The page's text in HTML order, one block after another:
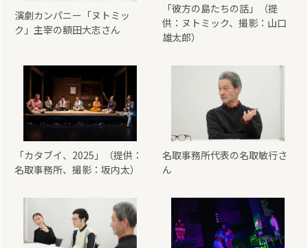
演劇カンパニー「ヌトミッ
ク」主宰の額田大志さん
「彼方の島たちの話」（提
供：ヌトミック、撮影：山口
雄太郎）
「カタブイ、2025」（提供：
名取事務所、撮影：坂内太）
名取事務所代表の名取敏行さ
ん